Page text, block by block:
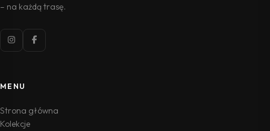
– na każdą trasę.
MENU
Strona główna
Kolekcje